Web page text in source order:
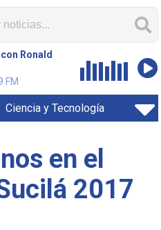
Ronald
FM
Ciencia y Tecnología
en el
2017